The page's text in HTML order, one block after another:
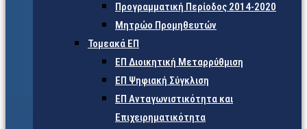
Προγραμματική Περίοδος 2014-2020
Μητρώο Προμηθευτών
Τομεακά ΕΠ
ΕΠ Διοικητική Μεταρρύθμιση
ΕΠ Ψηφιακή Σύγκλιση
ΕΠ Ανταγωνιστικότητα και
Επιχειρηματικότητα